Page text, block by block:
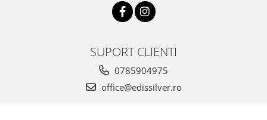
SUPORT CLIENTI
0785904975
office@edissilver.ro